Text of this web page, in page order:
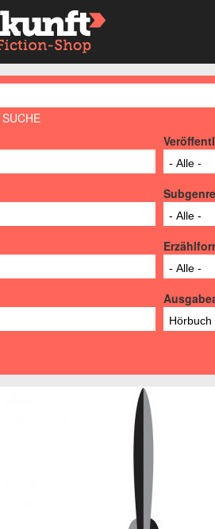
- Alle -
Subgenre
- Alle -
- Alle -
Hörbuch